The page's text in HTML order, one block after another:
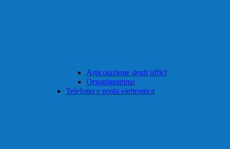
Articolazione degli uffici
Organigramma
Telefono e posta elettronica